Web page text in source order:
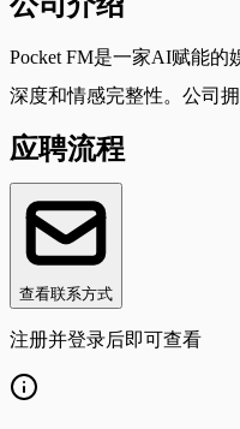
Pocket FM是一家AI赋能
深度和情感完整性。公司
应聘流程
查看联系方式
注册并登录后即可查看